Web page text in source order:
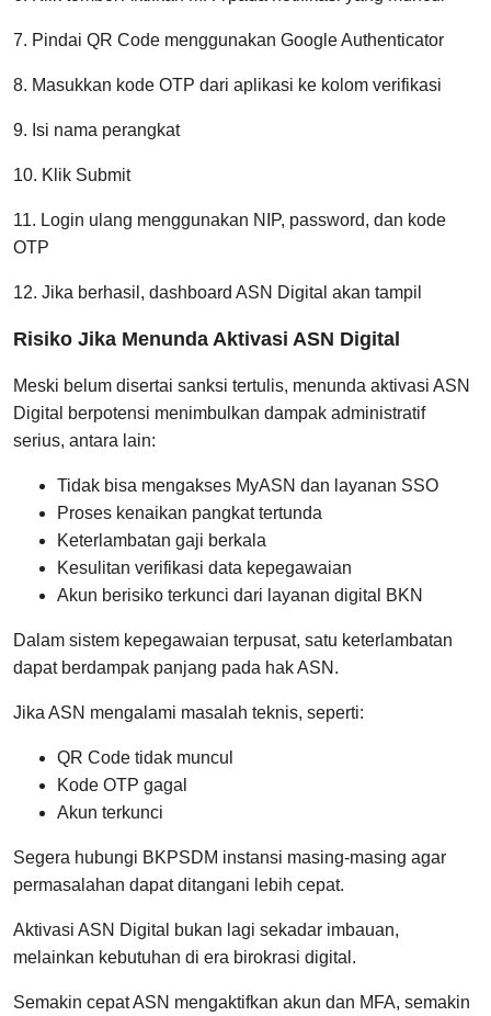
7. Pindai QR Code menggunakan Google Authenticator
8. Masukkan kode OTP dari aplikasi ke kolom verifikasi
9. Isi nama perangkat
10. Klik Submit
11. Login ulang menggunakan NIP, password, dan kode
OTP
12. Jika berhasil, dashboard ASN Digital akan tampil
Risiko Jika Menunda Aktivasi ASN Digital
Meski belum disertai sanksi tertulis, menunda aktivasi ASN
Digital berpotensi menimbulkan dampak administratif
serius, antara lain:
Tidak bisa mengakses MyASN dan layanan SSO
Proses kenaikan pangkat tertunda
Keterlambatan gaji berkala
Kesulitan verifikasi data kepegawaian
Akun berisiko terkunci dari layanan digital BKN
Dalam sistem kepegawaian terpusat, satu keterlambatan
dapat berdampak panjang pada hak ASN.
Jika ASN mengalami masalah teknis, seperti:
QR Code tidak muncul
Kode OTP gagal
Akun terkunci
Segera hubungi BKPSDM instansi masing-masing agar
permasalahan dapat ditangani lebih cepat.
Aktivasi ASN Digital bukan lagi sekadar imbauan,
melainkan kebutuhan di era birokrasi digital.
Semakin cepat ASN mengaktifkan akun dan MFA, semakin